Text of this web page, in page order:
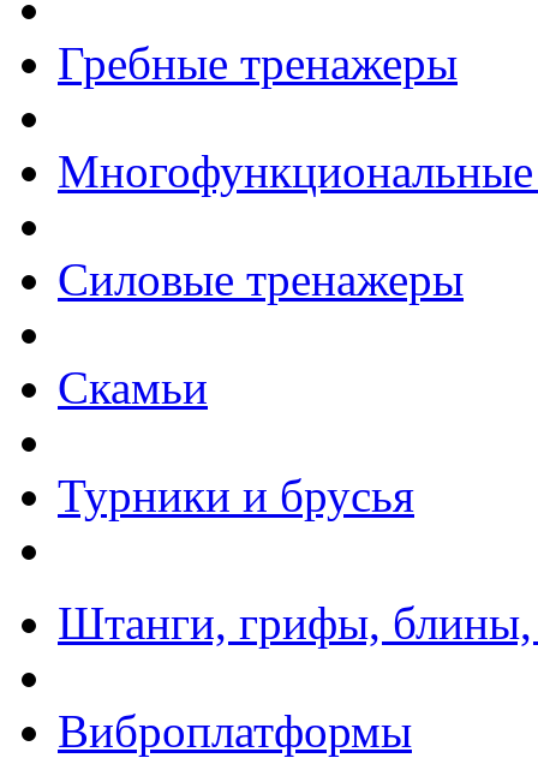
Гребные тренажеры
Силовые тренажеры
Скамьи
Турники и брусья
Штанги, грифы, блины,
Виброплатформы